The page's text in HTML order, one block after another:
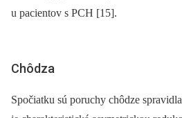
u pacientov s PCH [15].
Chôdza
Spočiatku sú poruchy chôdze